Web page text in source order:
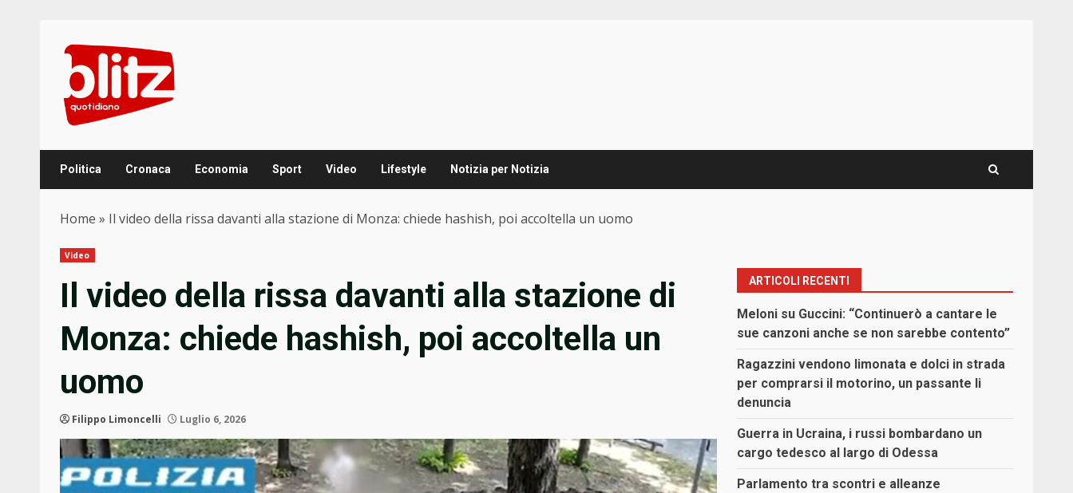
content
Politica Cronaca Economia Sport Video Lifestyle Notizia per Notizia
Home » Il video della rissa davanti alla stazione di Monza: chiede hashish, poi accoltella un uomo
Video
Il video della rissa davanti alla stazione di
Monza: chiede hashish, poi accoltella un
uomo
Filippo Limoncelli Luglio 6, 2026
ARTICOLI RECENTI
Meloni su Guccini: “Continuerò a cantare le
sue canzoni anche se non sarebbe contento”
Ragazzini vendono limonata e dolci in strada
per comprarsi il motorino, un passante li
denuncia
Guerra in Ucraina, i russi bombardano un
cargo tedesco al largo di Odessa
Parlamento tra scontri e alleanze